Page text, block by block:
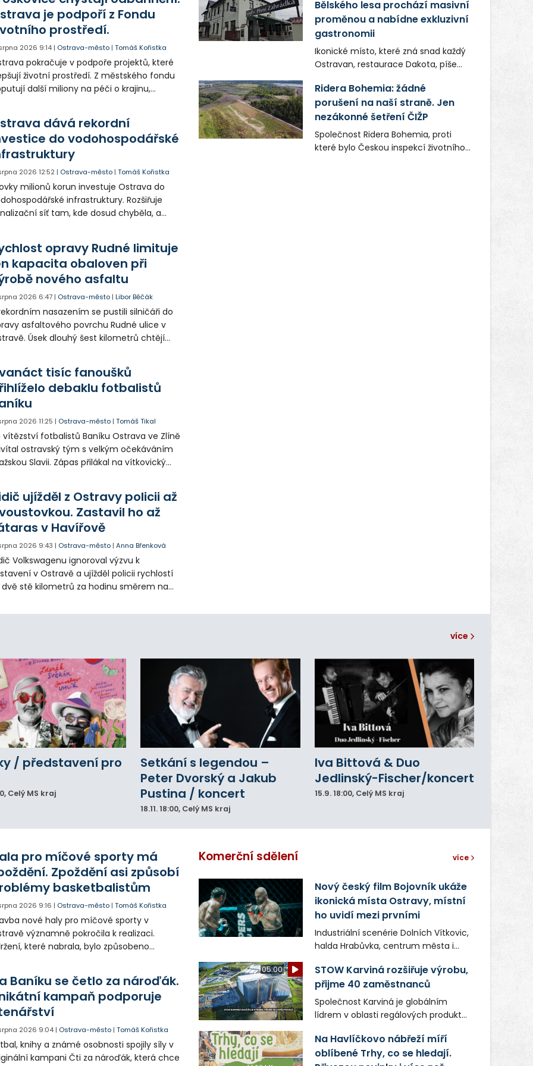
je podpoří z Fondu
prostředí.
2026 9:14 | Ostrava-město |Tomáš Kořistka
pokračuje v podpoře projektů, které
životní prostředí. Z městského fondu
další miliony na péči o krajinu,
dává rekordní
do vodohospodářské
2026 12:52 | Ostrava-město |Tomáš Kořistka
milionů korun investuje Ostrava do
infrastruktury. Rozšiřuje
síť tam, kde dosud chyběla, a
prostředí.
opravy Rudné limituje
kapacita obaloven při
nového asfaltu
2026 6:47 | Ostrava-město |Libor Běčák
nasazením se pustili silničáři do
asfaltového povrchu Rudné ulice v
Úsek dlouhý šest kilometrů chtějí
tisíc fanoušků
debaklu fotbalistů
2026 11:25 | Ostrava-město |Tomáš Tikal
vítězství fotbalistů Baníku Ostrava ve Zlíně
ostravský tým s velkým očekáváním
Slavii. Zápas přilákal na vítkovický
debaklu domácích 0:4.
ujížděl z Ostravy policii až
Zastavil ho až
v Havířově
2026 9:43 | Ostrava-město |Anna Břenková
Volkswagenu ignoroval výzvu k
v Ostravě a ujížděl policii rychlostí
dvě stě kilometrů za hodinu směrem na
vozy a zastavovací pás. Ukázalo se,
Bělského lesa prochází masivní
proměnou a nabídne exkluzivní
gastronomii
Ikonické místo, které zná snad každý
Ostravan, restaurace Dakota, píše
společnost Dang Investment Group
s.r.o. investuje do projektu přes 50
milionů korun. Cílem je přinést
Ostravě dva špičkové gastronomické
koncepty, které v regionu dosud
chyběly, luxusní středomořskou
Ridera Bohemia: žádné
porušení na naší straně. Jen
nezákonné šetření ČIŽP
Společnost Ridera Bohemia, proti
které bylo Českou inspekcí životního
více
/ představení pro
, Celý MS kraj
Setkání s legendou –
Peter Dvorský a Jakub
Pustina / koncert
18.11.18:00, Celý MS kraj
Iva Bittová & Duo
Jedlinský-Fischer/koncert
15.9. 18:00, Celý MS kraj
pro míčové sporty má
Zpoždění asi způsobí
basketbalistům
2026 9:16 | Ostrava-město |Tomáš Kořistka
nové haly pro míčové sporty v
významně pokročila k realizaci.
které nabrala, bylo způsobeno
a tak by mohla být na podzim
soutěž na dodavatele.
Baníku se četlo za nároďák.
kampaň podporuje
2026 9:04 | Ostrava-město |Tomáš Kořistka
knihy a známé osobnosti spojily síly v
kampani Čti za nároďák, která chce
Komerční sdělení více
Nový český film Bojovník ukáže
ikonická místa Ostravy, místní
ho uvidí mezi prvními
Industriální scenérie Dolních Vítkovic,
halda Hrabůvka, centrum města i
v novém filmu Bojovník, který vstoupí
do kin už 13. srpna. Režiséři Vojtěch
Frič a Tomáš Dianiška si
moravskoslezskou metropoli
atmosféra se stala přirozenou
součástí příběhu bývalého
boxerského šampiona Hoffa (Milan
05:00
STOW Karviná rozšiřuje výrobu,
přijme 40 zaměstnanců
Společnost Karviná je globálním
lídrem v oblasti regálových produktů
zaměstnavatelem na Karvinsku a
firmou s obrovským potenciálem.
Na Havlíčkovo nábřeží míří
oblíbené Trhy, co se hledají.